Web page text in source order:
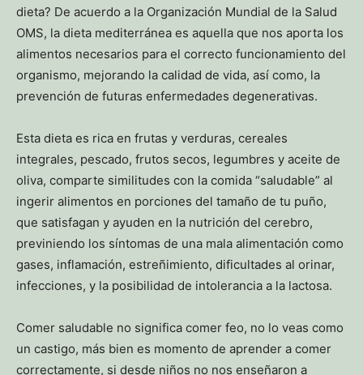
dieta? De acuerdo a la Organización Mundial de la Salud
OMS, la dieta mediterránea es aquella que nos aporta los
alimentos necesarios para el correcto funcionamiento del
organismo, mejorando la calidad de vida, así como, la
prevención de futuras enfermedades degenerativas.
Esta dieta es rica en frutas y verduras, cereales
integrales, pescado, frutos secos, legumbres y aceite de
oliva, comparte similitudes con la comida “saludable” al
ingerir alimentos en porciones del tamaño de tu puño,
que satisfagan y ayuden en la nutrición del cerebro,
previniendo los síntomas de una mala alimentación como
gases, inflamación, estreñimiento, dificultades al orinar,
infecciones, y la posibilidad de intolerancia a la lactosa.
Comer saludable no significa comer feo, no lo veas como
un castigo, más bien es momento de aprender a comer
correctamente, si desde niños no nos enseñaron a